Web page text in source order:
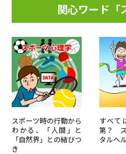
関心ワード「
スポーツ時の行動から
わかる、「人間」と
「自然界」との結びつ
き
すべて
第？ ス
タルヘ